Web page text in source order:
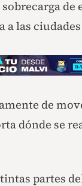
sobrecarga
a las
de
dónde se
partes